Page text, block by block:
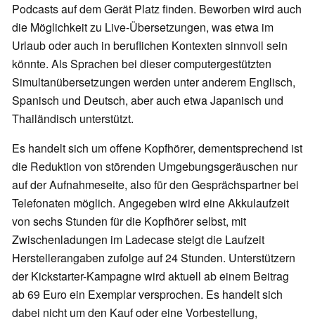
Podcasts auf dem Gerät Platz finden. Beworben wird auch
die Möglichkeit zu Live-Übersetzungen, was etwa im
Urlaub oder auch in beruflichen Kontexten sinnvoll sein
könnte. Als Sprachen bei dieser computergestützten
Simultanübersetzungen werden unter anderem Englisch,
Spanisch und Deutsch, aber auch etwa Japanisch und
Thailändisch unterstützt.
Es handelt sich um offene Kopfhörer, dementsprechend ist
die Reduktion von störenden Umgebungsgeräuschen nur
auf der Aufnahmeseite, also für den Gesprächspartner bei
Telefonaten möglich. Angegeben wird eine Akkulaufzeit
von sechs Stunden für die Kopfhörer selbst, mit
Zwischenladungen im Ladecase steigt die Laufzeit
Herstellerangaben zufolge auf 24 Stunden. Unterstützern
der Kickstarter-Kampagne wird aktuell ab einem Beitrag
ab 69 Euro ein Exemplar versprochen. Es handelt sich
dabei nicht um den Kauf oder eine Vorbestellung,